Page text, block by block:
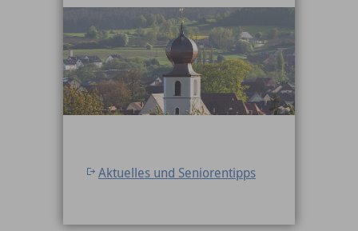
Aktuelles und Seniorentipps